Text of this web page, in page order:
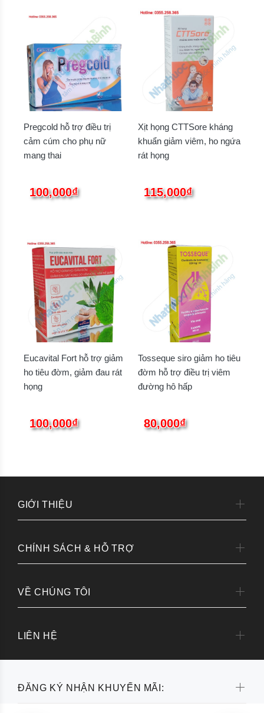
Pregcold hỗ trợ điều trị
cảm cúm cho phụ nữ
mang thai
100,000₫
Xịt họng CTTSore kháng
khuẩn giảm viêm, ho ngứa
rát họng
115,000₫
Eucavital Fort hỗ trợ giảm
ho tiêu đờm, giảm đau rát
họng
100,000₫
Tosseque siro giảm ho tiêu
đờm hỗ trợ điều trị viêm
đường hô hấp
80,000₫
ĐĂNG KÝ NHẬN KHUYẾN MÃI:
GIỚI THIỆU
CHÍNH SÁCH & HỖ TRỢ
VỀ CHÚNG TÔI
LIÊN HỆ